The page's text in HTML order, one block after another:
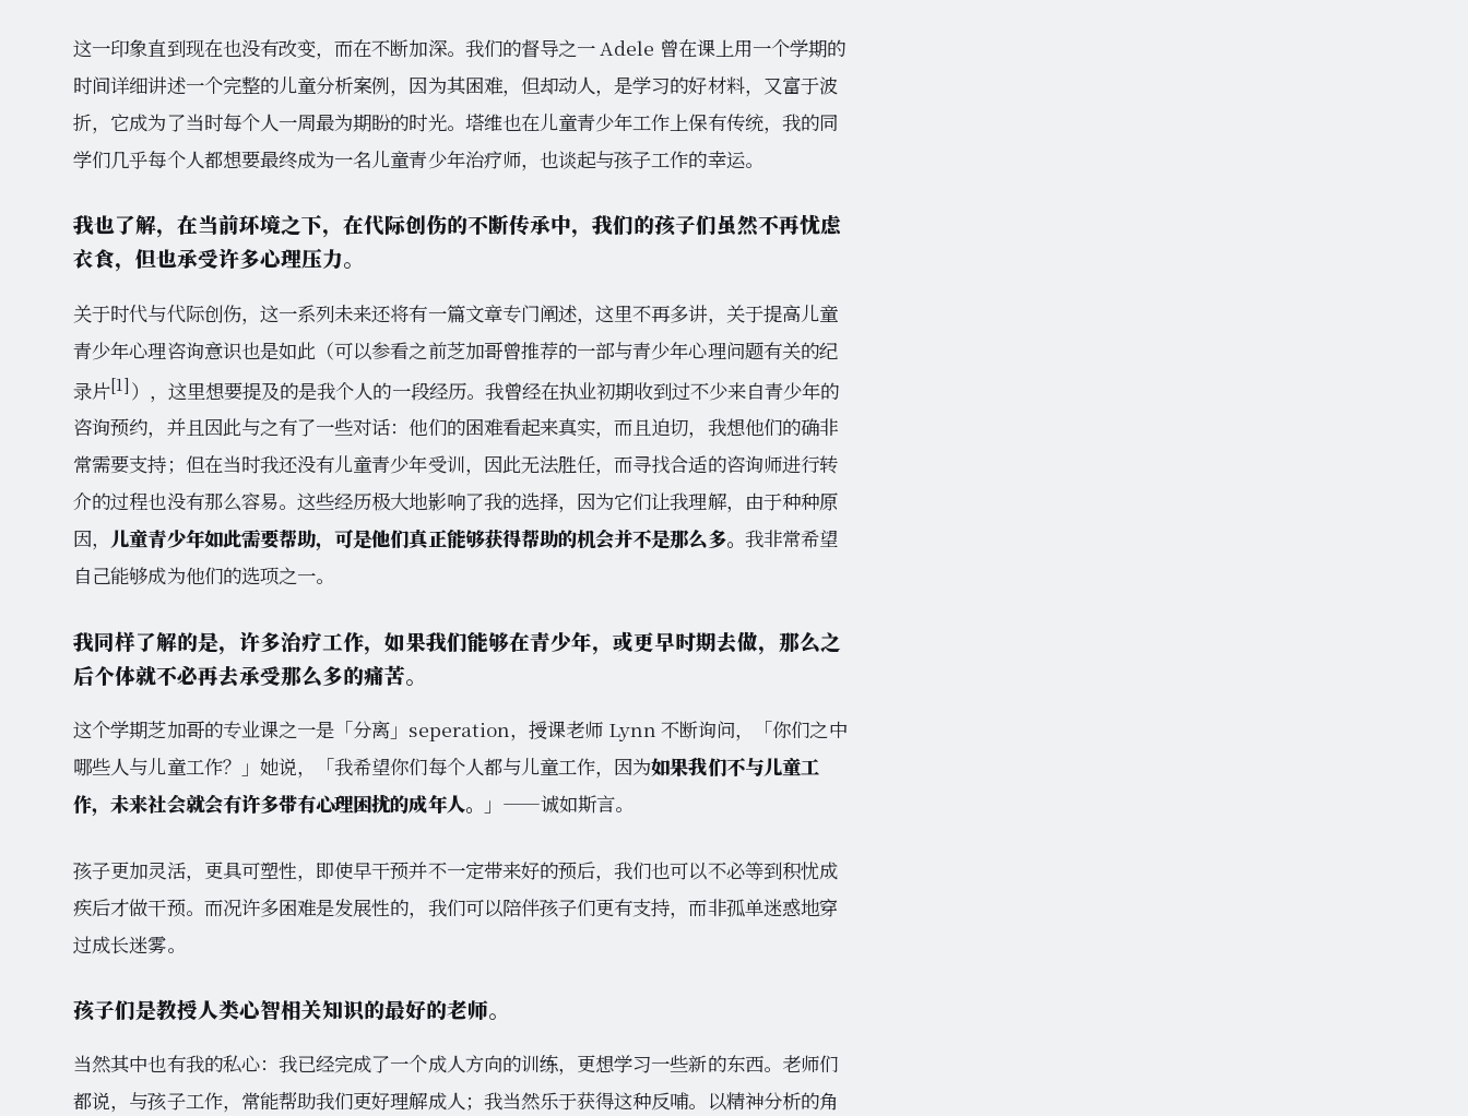
这一印象直到现在也没有改变，而在不断加深。我们的督导之一 Adele 曾在课上用一个学期的
时间详细讲述一个完整的儿童分析案例，因为其困难，但却动人，是学习的好材料，又富于波
折，它成为了当时每个人一周最为期盼的时光。塔维也在儿童青少年工作上保有传统，我的同
学们几乎每个人都想要最终成为一名儿童青少年治疗师，也谈起与孩子工作的幸运。
我也了解，在当前环境之下，在代际创伤的不断传承中，我们的孩子们虽然不再忧虑
衣食，但也承受许多心理压力。
关于时代与代际创伤，这一系列未来还将有一篇文章专门阐述，这里不再多讲，关于提高儿童
青少年心理咨询意识也是如此（可以参看之前芝加哥曾推荐的一部与青少年心理问题有关的纪
录片[1]），这里想要提及的是我个人的一段经历。我曾经在执业初期收到过不少来自青少年的
咨询预约，并且因此与之有了一些对话：他们的困难看起来真实，而且迫切，我想他们的确非
常需要支持；但在当时我还没有儿童青少年受训，因此无法胜任，而寻找合适的咨询师进行转
介的过程也没有那么容易。这些经历极大地影响了我的选择，因为它们让我理解，由于种种原
因， 儿童青少年如此需要帮助，可是他们真正能够获得帮助的机会并不是那么多。 我非常希望
自己能够成为他们的选项之一。
我同样了解的是，许多治疗工作，如果我们能够在青少年，或更早时期去做，那么之
后个体就不必再去承受那么多的痛苦。
这个学期芝加哥的专业课之一是「分离」seperation，授课老师 Lynn 不断询问，「你们之中
哪些人与儿童工作？」她说，「我希望你们每个人都与儿童工作，因为如果我们不与儿童工
作，未来社会就会有许多带有心理困扰的成年人。
」——诚如斯言。
孩子更加灵活，更具可塑性，即使早干预并不一定带来好的预后，我们也可以不必等到积忧成
疾后才做干预。而况许多困难是发展性的，我们可以陪伴孩子们更有支持，而非孤单迷惑地穿
过成长迷雾。
孩子们是教授人类心智相关知识的最好的老师。
当然其中也有我的私心：我已经完成了一个成人方向的训练，更想学习一些新的东西。老师们
都说，与孩子工作，常能帮助我们更好理解成人；我当然乐于获得这种反哺。以精神分析的角